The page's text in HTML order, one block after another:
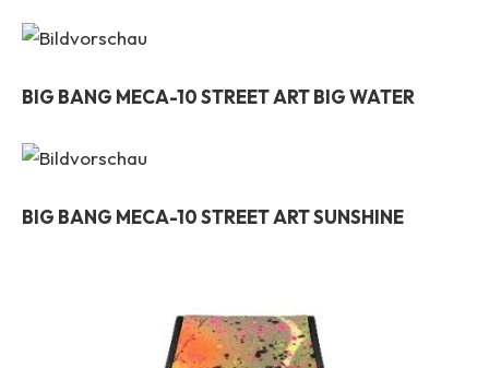
BIG BANG MECA-10 STREET ART BIG WATER
BIG BANG MECA-10 STREET ART SUNSHINE